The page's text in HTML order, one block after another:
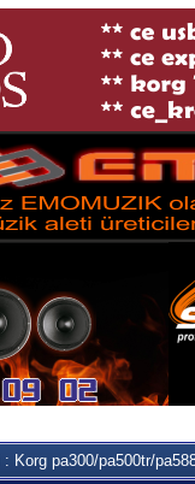
: Korg pa300/pa500tr/